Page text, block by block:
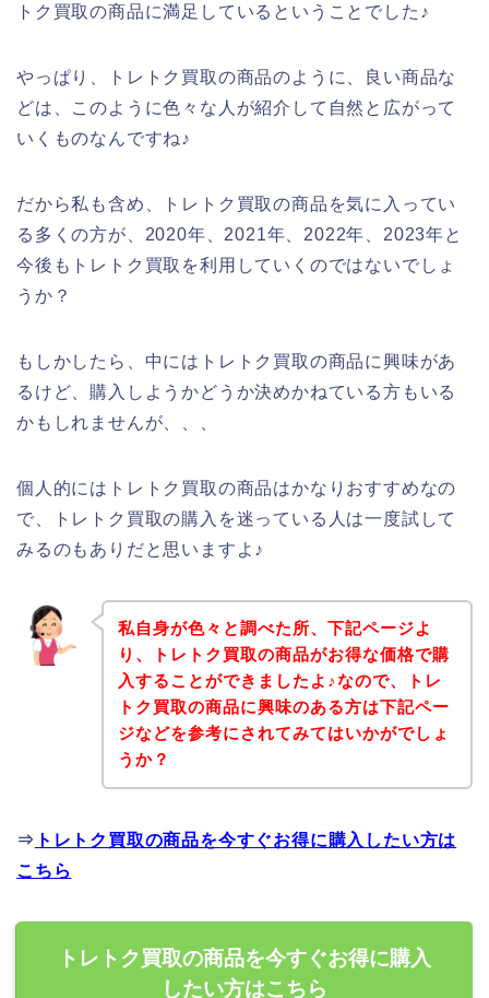
トク買取の商品に満足しているということでした♪
やっぱり、トレトク買取の商品のように、良い商品な
どは、このように色々な人が紹介して自然と広がって
いくものなんですね♪
だから私も含め、トレトク買取の商品を気に入ってい
る多くの方が、2020年、2021年、2022年、2023年と
今後もトレトク買取を利用していくのではないでしょ
うか？
もしかしたら、中にはトレトク買取の商品に興味があ
るけど、購入しようかどうか決めかねている方もいる
かもしれませんが、、、
個人的にはトレトク買取の商品はかなりおすすめなの
で、トレトク買取の購入を迷っている人は一度試して
みるのもありだと思いますよ♪
私自身が色々と調べた所、下記ページよ
り、トレトク買取の商品がお得な価格で購
入することができましたよ♪なので、トレ
トク買取の商品に興味のある方は下記ペー
ジなどを参考にされてみてはいかがでしょ
うか？
⇒ トレトク買取の商品を今すぐお得に購入したい方は
こちら
トレトク買取の商品を今すぐお得に購入
したい方はこちら